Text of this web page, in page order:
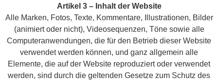
Artikel 3 – Inhalt der Website
Alle Marken, Fotos, Texte, Kommentare, Illustrationen, Bilder
(animiert oder nicht), Videosequenzen, Töne sowie alle
Computeranwendungen, die für den Betrieb dieser Website
verwendet werden können, und ganz allgemein alle
Elemente, die auf der Website reproduziert oder verwendet
werden, sind durch die geltenden Gesetze zum Schutz des